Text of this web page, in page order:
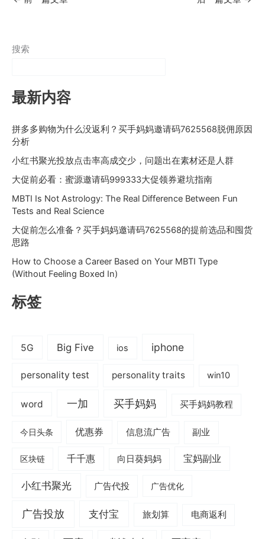
搜索
最新内容
拼多多购物为什么没返利？买手妈妈邀请码7625568脱佣原因
分析
小红书聚光投放点击率高成交少，问题出在素材还是人群
大促前必看：蜜源邀请码999333大促领券避坑指南
MBTI Is Not Astrology: The Real Difference Between Fun
Tests and Real Science
大促前怎么准备？买手妈妈邀请码7625568的提前选品和囤货
思路
How to Choose a Career Based on Your MBTI Type
(Without Feeling Boxed In)
标签
5G Big Five ios iphone
personality test personality traits win10
word 一加 买手妈妈 买手妈妈教程
今日头条 优惠券 信息流广告 副业
区块链 千千惠 向日葵妈妈 宝妈副业
小红书聚光 广告代投 广告优化
广告投放 支付宝 旅划算 电商返利